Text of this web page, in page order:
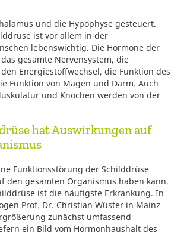
und die Hypophyse gesteuert.
ist vor allem in der
lebenswichtig. Die Hormone der
gesamte Nervensystem, die
Energiestoffwechsel, die Funktion des
Funktion von Magen und Darm. Auch
und Knochen werden von der
hat Auswirkungen auf
Funktionsstörung der Schilddrüse
den gesamten Organismus haben kann.
ist die häufigste Erkrankung. In
Prof. Dr. Christian Wüster in Mainz
zunächst umfassend
ein Bild vom Hormonhaushalt des